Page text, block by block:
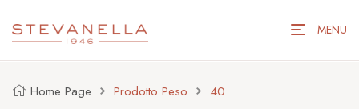
MENU
Home Page Prodotto Peso 40